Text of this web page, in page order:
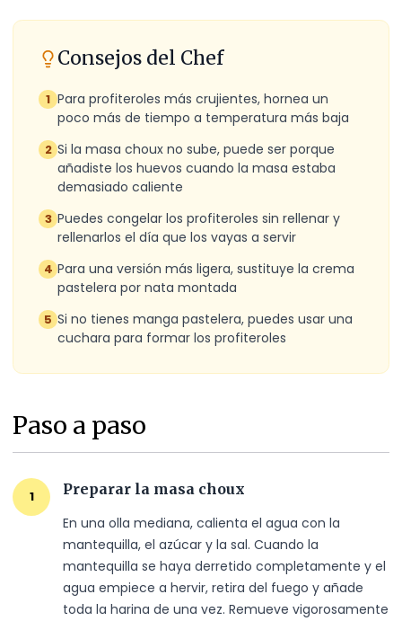
Consejos del Chef
1 Para profiteroles más crujientes, hornea un
poco más de tiempo a temperatura más baja
2 Si la masa choux no sube, puede ser porque
añadiste los huevos cuando la masa estaba
demasiado caliente
3 Puedes congelar los profiteroles sin rellenar y
rellenarlos el día que los vayas a servir
4 Para una versión más ligera, sustituye la crema
pastelera por nata montada
5 Si no tienes manga pastelera, puedes usar una
cuchara para formar los profiteroles
Paso a paso
1
Preparar la masa choux
En una olla mediana, calienta el agua con la
mantequilla, el azúcar y la sal. Cuando la
mantequilla se haya derretido completamente y el
agua empiece a hervir, retira del fuego y añade
toda la harina de una vez. Remueve vigorosamente